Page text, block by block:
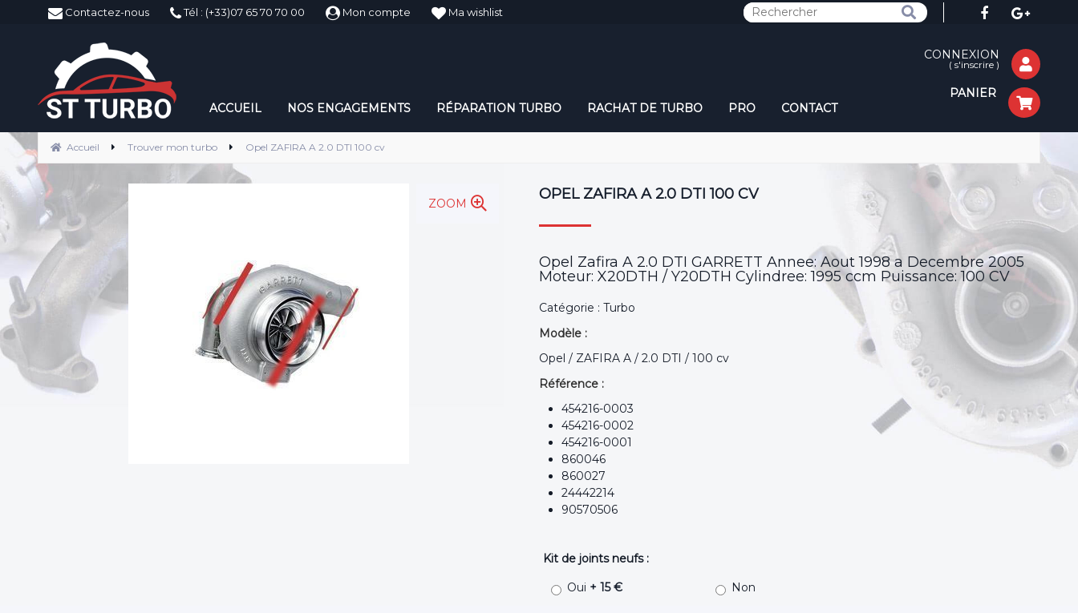
ST-Turbo
CONNEXION
( s'inscrire )
PANIER
ACCUEIL
NOS ENGAGEMENTS RÉPARATION TURBO RACHAT DE TURBO PRO CONTACT
Accueil Trouver mon turbo Opel ZAFIRA A 2.0 DTI 100 cv
ZOOM
OPEL ZAFIRA A 2.0 DTI 100 CV
Opel Zafira A 2.0 DTI GARRETT Annee: Aout 1998 a Decembre 2005
Moteur: X20DTH / Y20DTH Cylindree: 1995 ccm Puissance: 100 CV
Catégorie : Turbo
Modèle :
Opel / ZAFIRA A / 2.0 DTI / 100 cv
Référence :
454216-0003
454216-0002
454216-0001
860046
860027
24442214
90570506
Kit de joints neufs :
Oui + 15 € Non
Contactez-nous Tél : (+33)07 65 70 70 00 Mon compte Ma wishlist